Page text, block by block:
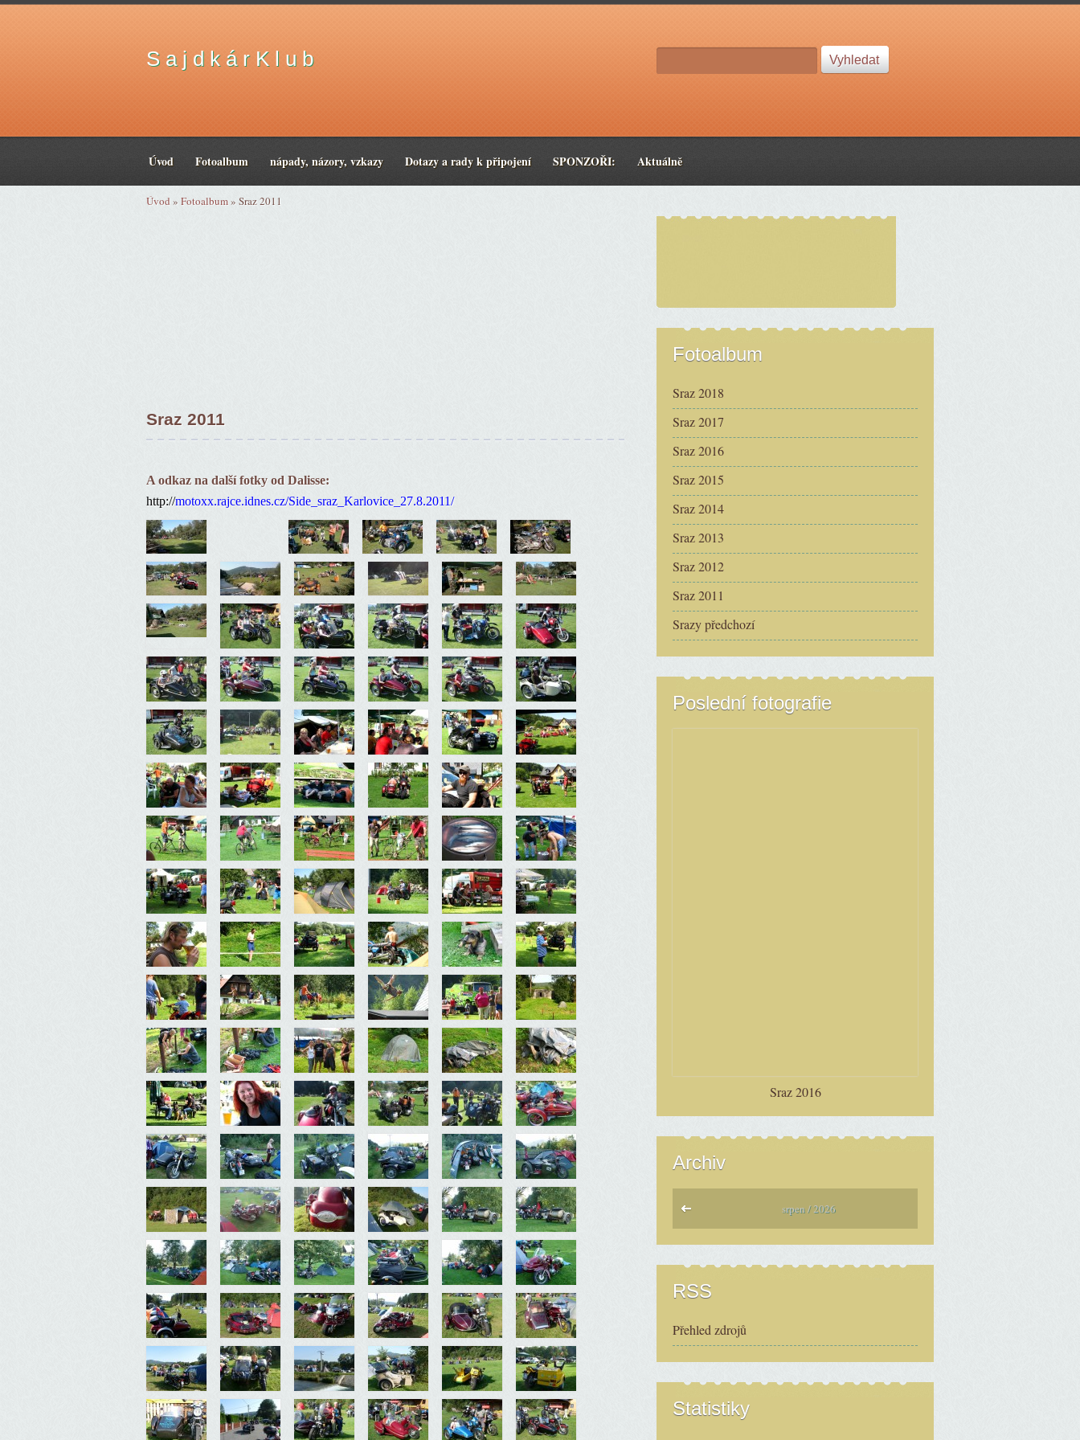
S a j d k á r K l u b
Úvod Fotoalbum nápady, názory, vzkazy Dotazy a rady k připojení SPONZOŘI: Aktuálně
Úvod » Fotoalbum» Sraz 2011
Sraz 2011
A odkaz na další fotky od Dalisse:
http://motoxx.rajce.idnes.cz/Side_sraz_Karlovice_27.8.2011/
Fotoalbum
Sraz 2018
Sraz 2017
Sraz 2016
Sraz 2015
Sraz 2014
Sraz 2013
Sraz 2012
Sraz 2011
Srazy předchozí
Poslední fotografie
Sraz 2016
Archiv
srpen / 2026
RSS
Přehled zdrojů
Statistiky